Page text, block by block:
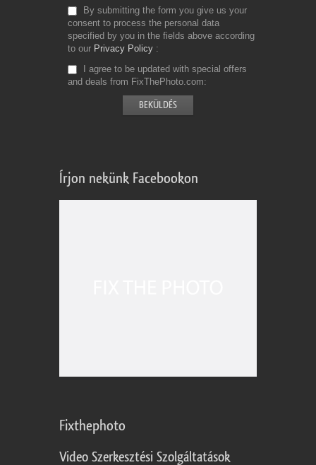
By submitting the form you give us your
consent to process the personal data
specified by you in the fields above according
to our Privacy Policy
I agree to be updated with special offers
and deals from FixThePhoto.com
Írjon nekünk Facebookon
Fixthephoto
Video Szerkesztési Szolgáltatások